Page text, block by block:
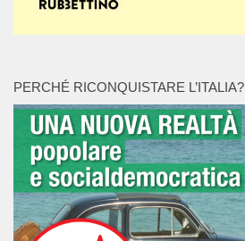
PERCHÉ RICONQUISTARE L’ITALIA?